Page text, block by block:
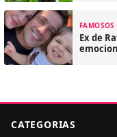
FAMOSOS
Ex de
CATEGORIAS